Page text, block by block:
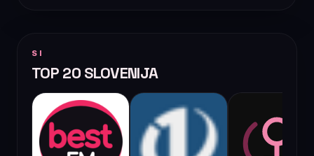
SI
TOP 20 SLOVENIJA